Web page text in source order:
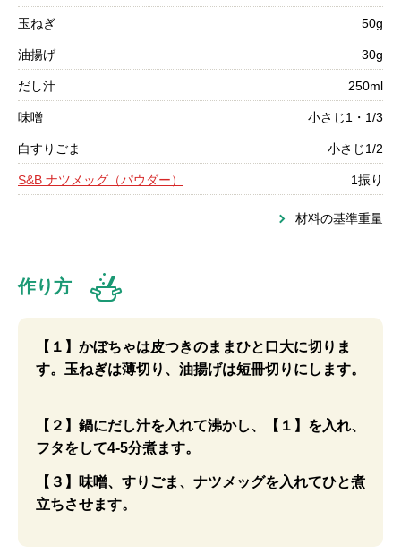
玉ねぎ 50g
油揚げ 30g
だし汁 250ml
味噌 小さじ1・1/3
白すりごま 小さじ1/2
S&B ナツメッグ（パウダー） 1振り
材料の基準重量
作り方
【１】かぼちゃは皮つきのままひと口大に切りま
す。玉ねぎは薄切り、油揚げは短冊切りにします。
【２】鍋にだし汁を入れて沸かし、【１】を入れ、
フタをして4-5分煮ます。
【３】味噌、すりごま、ナツメッグを入れてひと煮
立ちさせます。